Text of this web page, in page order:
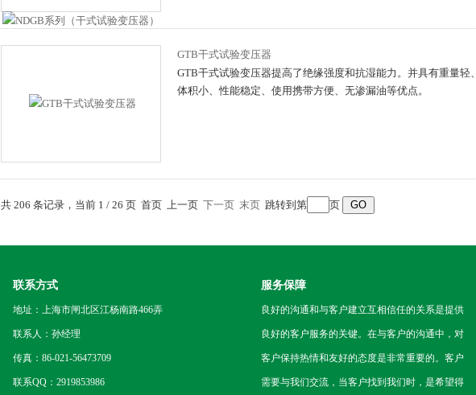
GTB干式试验变压器
GTB干式试验变压器提高了绝缘强度和抗湿能力。并具有重量轻、
体积小、性能稳定、使用携带方便、无渗漏油等优点。
共 206 条记录，当前 1 / 26 页 首页 上一页 下一页 末页 跳转到第 页
联系方式
地址：上海市闸北区江杨南路466弄
联系人：孙经理
传真：86-021-56473709
联系QQ：2919853986
服务保障
良好的沟通和与客户建立互相信任的关系是提供
良好的客户服务的关键。在与客户的沟通中，对
客户保持热情和友好的态度是非常重要的。客户
需要与我们交流，当客户找到我们时，是希望得